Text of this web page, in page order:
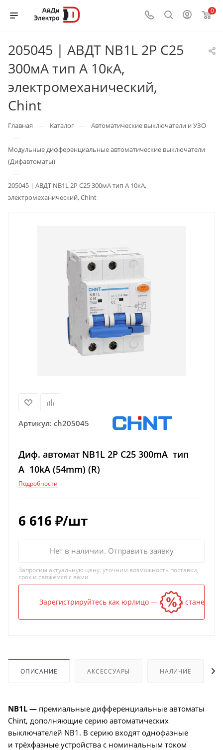
0
205045 | АВДТ NB1L 2P C25
300мА тип A 10кА,
электромеханический,
Chint
Главная — Каталог — Автоматические выключатели и УЗО
—
Модульные дифференциальные автоматические выключатели
(Дифавтоматы)
—
205045 | АВДТ NB1L 2P C25 300мА тип A 10кА,
электромеханический, Chint
Артикул: ch205045
Диф. автомат NB1L 2P C25 300mA тип
A 10kA (54mm) (R)
Подробности
6 616 ₽/шт
Нет в наличии. Отправить заявку
Запросим актуальную цену, уточним возможность поставки,
срок и свяжемся с вами
Зарегистрируйтесь как юрлицо — и цена станет
ОПИСАНИЕ АКСЕССУАРЫ НАЛИЧИЕ
NB1L — премиальные дифференциальные автоматы
Chint, дополняющие серию автоматических
выключателей NB1. В серию входят однофазные
и трёхфазные устройства с номинальным током